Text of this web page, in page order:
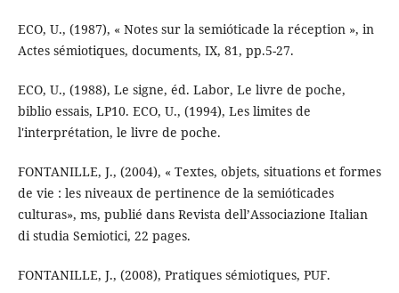
ECO, U., (1987), « Notes sur la semióticade la réception », in
Actes sémiotiques, documents, IX, 81, pp.5-27.
ECO, U., (1988), Le signe, éd. Labor, Le livre de poche,
biblio essais, LP10. ECO, U., (1994), Les limites de
l'interprétation, le livre de poche.
FONTANILLE, J., (2004), « Textes, objets, situations et formes
de vie : les niveaux de pertinence de la semióticades
culturas», ms, publié dans Revista dell’Associazione Italian
di studia Semiotici, 22 pages.
FONTANILLE, J., (2008), Pratiques sémiotiques, PUF.